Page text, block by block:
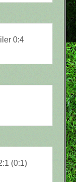
0:4
(0:1)